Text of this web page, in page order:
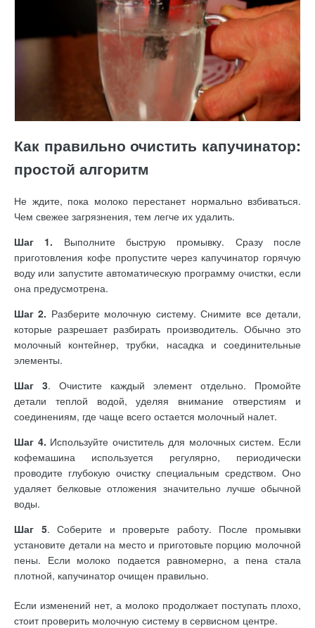
Как правильно очистить капучинатор:
простой алгоритм
Не ждите, пока молоко перестанет нормально взбиваться.
Чем свежее загрязнения, тем легче их удалить.
Шаг 1. Выполните быструю промывку. Сразу после
приготовления кофе пропустите через капучинатор горячую
воду или запустите автоматическую программу очистки, если
она предусмотрена.
Шаг 2. Разберите молочную систему. Снимите все детали,
которые разрешает разбирать производитель. Обычно это
молочный контейнер, трубки, насадка и соединительные
элементы.
Шаг 3. Очистите каждый элемент отдельно. Промойте
детали теплой водой, уделяя внимание отверстиям и
соединениям, где чаще всего остается молочный налет.
Шаг 4. Используйте очиститель для молочных систем. Если
кофемашина используется регулярно, периодически
проводите глубокую очистку специальным средством. Оно
удаляет белковые отложения значительно лучше обычной
воды.
Шаг 5. Соберите и проверьте работу. После промывки
установите детали на место и приготовьте порцию молочной
пены. Если молоко подается равномерно, а пена стала
плотной, капучинатор очищен правильно.
Если изменений нет, а молоко продолжает поступать плохо,
стоит проверить молочную систему в сервисном центре.